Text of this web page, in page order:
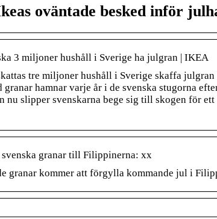
oväntade besked inför
3 miljoner hushåll i Sverige ha julgran | IKEA
tre miljoner hushåll i Sverige skaffa
granar hamnar varje år i de svenska stugorna
nu slipper svenskarna bege sig till skogen för
svenska granar till Filippinerna: xx
granar kommer att förgylla kommande jul i